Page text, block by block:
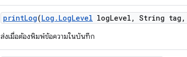
printLog(Log . LogLevel logLevel , String tag ,
ส่งเมื่อต้องพิมพ์ข้อความในบันทึก